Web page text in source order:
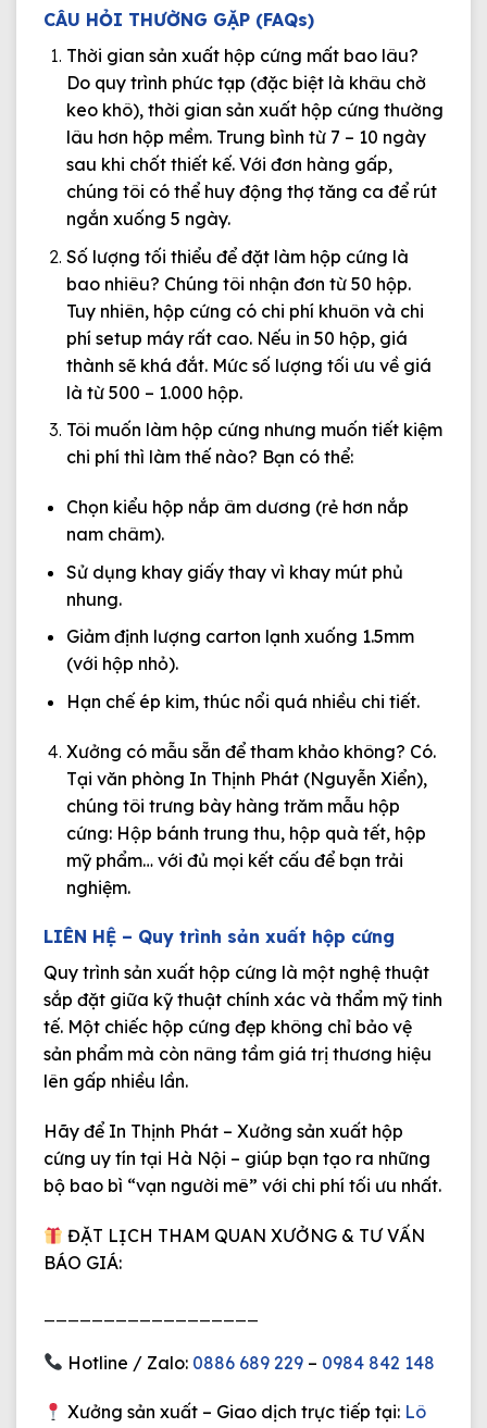
CÂU HỎI THƯỜNG GẶP (FAQs)
Thời gian sản xuất hộp cứng mất bao lâu?
Do quy trình phức tạp (đặc biệt là khâu chờ
keo khô), thời gian sản xuất hộp cứng thường
lâu hơn hộp mềm. Trung bình từ 7 – 10 ngày
sau khi chốt thiết kế. Với đơn hàng gấp,
chúng tôi có thể huy động thợ tăng ca để rút
ngắn xuống 5 ngày.
Số lượng tối thiểu để đặt làm hộp cứng là
bao nhiêu? Chúng tôi nhận đơn từ 50 hộp.
Tuy nhiên, hộp cứng có chi phí khuôn và chi
phí setup máy rất cao. Nếu in 50 hộp, giá
thành sẽ khá đắt. Mức số lượng tối ưu về giá
là từ 500 – 1.000 hộp.
Tôi muốn làm hộp cứng nhưng muốn tiết kiệm
chi phí thì làm thế nào? Bạn có thể:
Chọn kiểu hộp nắp âm dương (rẻ hơn nắp
nam châm).
Sử dụng khay giấy thay vì khay mút phủ
nhung.
Giảm định lượng carton lạnh xuống 1.5mm
(với hộp nhỏ).
Hạn chế ép kim, thúc nổi quá nhiều chi tiết.
Xưởng có mẫu sẵn để tham khảo không? Có.
Tại văn phòng In Thịnh Phát (Nguyễn Xiển),
chúng tôi trưng bày hàng trăm mẫu hộp
cứng: Hộp bánh trung thu, hộp quà tết, hộp
mỹ phẩm… với đủ mọi kết cấu để bạn trải
nghiệm.
LIÊN HỆ – Quy trình sản xuất hộp cứng
Quy trình sản xuất hộp cứng là một nghệ thuật
sắp đặt giữa kỹ thuật chính xác và thẩm mỹ tinh
tế. Một chiếc hộp cứng đẹp không chỉ bảo vệ
sản phẩm mà còn nâng tầm giá trị thương hiệu
lên gấp nhiều lần.
Hãy để In Thịnh Phát – Xưởng sản xuất hộp
cứng uy tín tại Hà Nội – giúp bạn tạo ra những
bộ bao bì “vạn người mê” với chi phí tối ưu nhất.
ĐẶT LỊCH THAM QUAN XƯỞNG & TƯ VẤN
BÁO GIÁ:
Hotline / Zalo: 0886 689 229 – 0984 842 148
Xưởng sản xuất – Giao dịch trực tiếp tại: Lô